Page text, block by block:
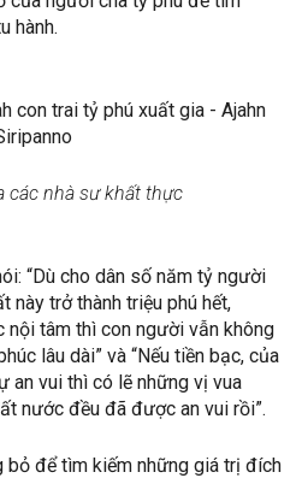
hành.
các nhà sư khất thực
“Dù cho dân số năm tỷ người
này trở thành triệu phú hết,
nội tâm thì con người vẫn không
lâu dài” và “Nếu tiền bạc, của
an vui thì có lẽ những vị vua
nước đều đã được an vui rồi”.
bỏ để tìm kiếm những giá trị đích